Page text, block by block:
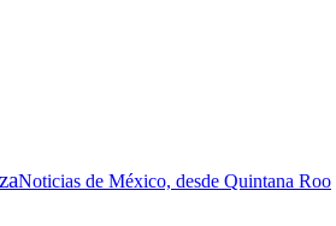
Noticias de México, desde Quintana Roo